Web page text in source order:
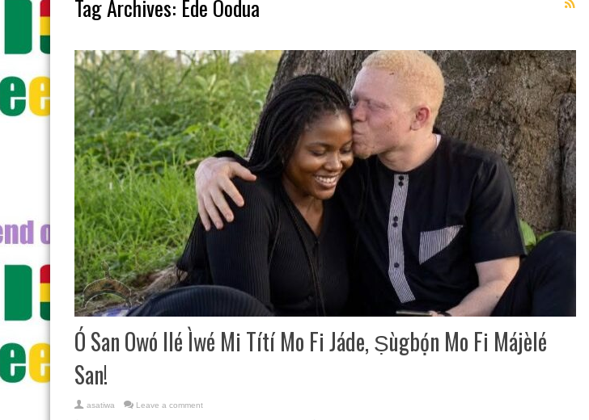
Tag Archives: Ede Oodua
Ó San Owó Ilé Ìwé Mi Títí Mo Fi Jáde, Ṣùgbọ́n Mo Fi Májèlé
San!
asatiwa Leave a comment